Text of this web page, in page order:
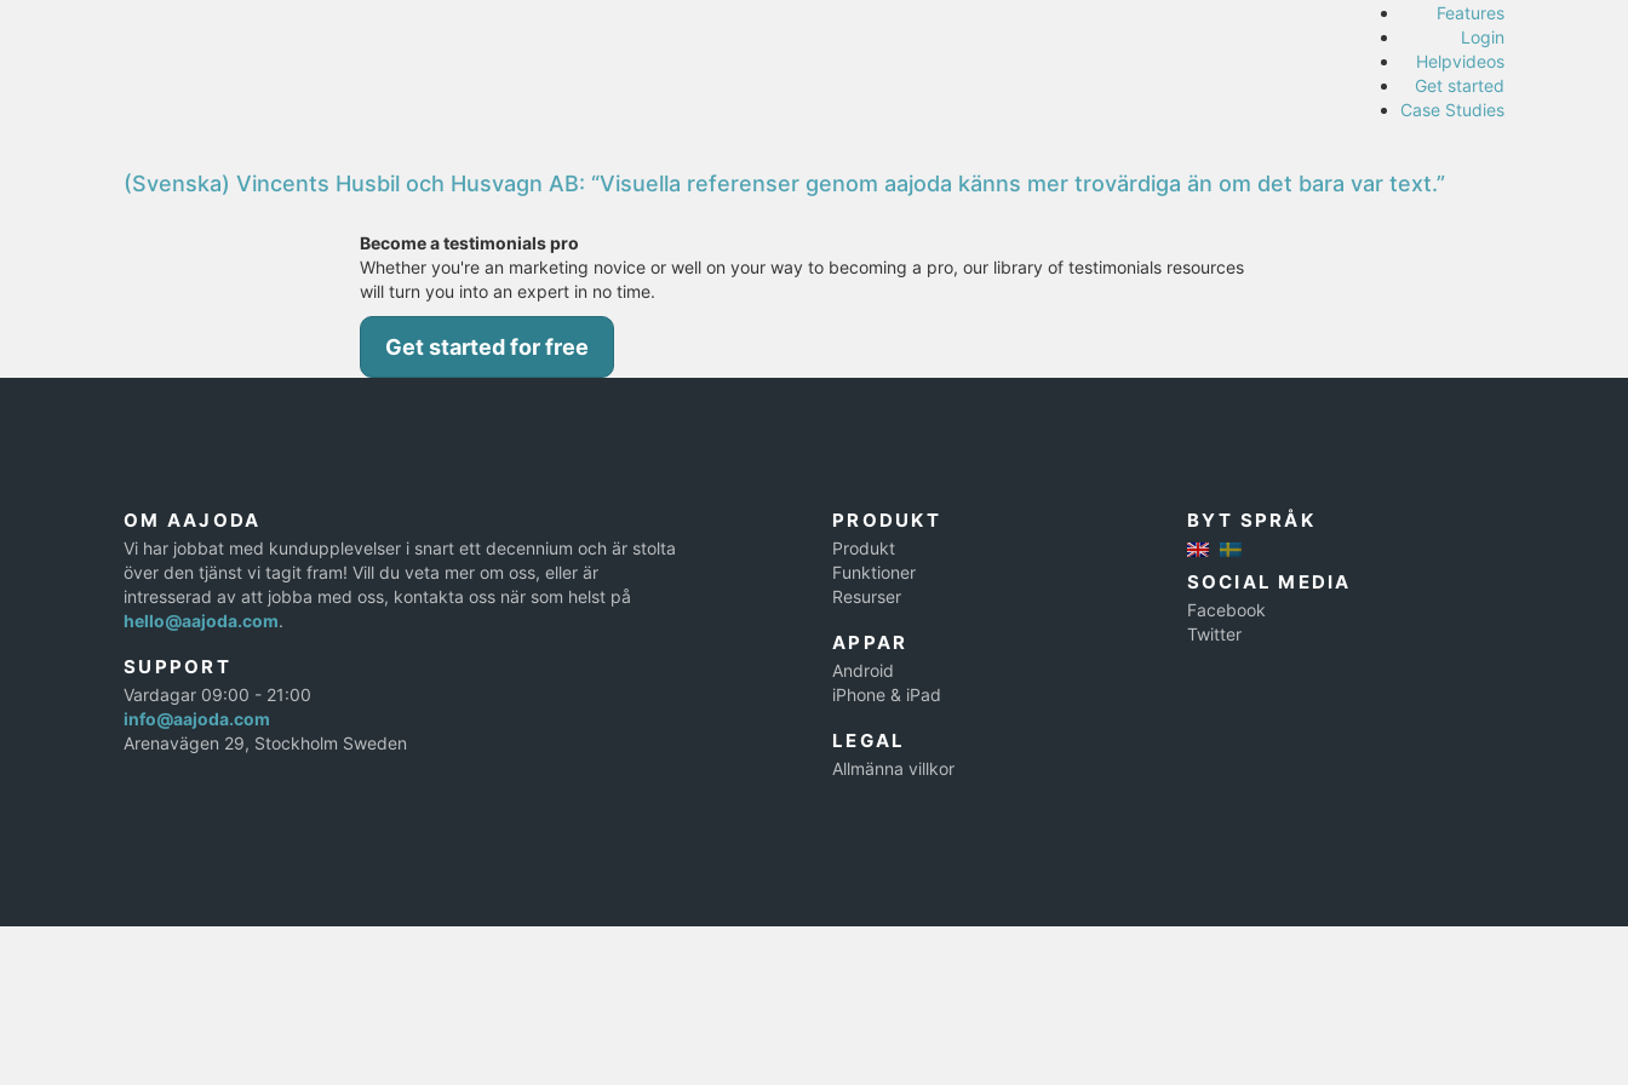
Features
Login
Helpvideos
Get started
Case Studies
(Svenska) Vincents Husbil och Husvagn AB: “Visuella referenser genom aajoda känns mer trovärdiga än om det bara var text.”
Become a testimonials pro
Whether you're an marketing novice or well on your way to becoming a pro, our library of testimonials resources
will turn you into an expert in no time.
Get started for free
OM AAJODA
Vi har jobbat med kundupplevelser i snart ett decennium och är stolta
över den tjänst vi tagit fram! Vill du veta mer om oss, eller är
intresserad av att jobba med oss, kontakta oss när som helst på
hello@aajoda.com.
SUPPORT
Vardagar 09:00 - 21:00
info@aajoda.com
Arenavägen 29, Stockholm Sweden
PRODUKT
Produkt
Funktioner
Resurser
APPAR
Android
iPhone & iPad
LEGAL
Allmänna villkor
BYT SPRÅK
SOCIAL MEDIA
Facebook
Twitter